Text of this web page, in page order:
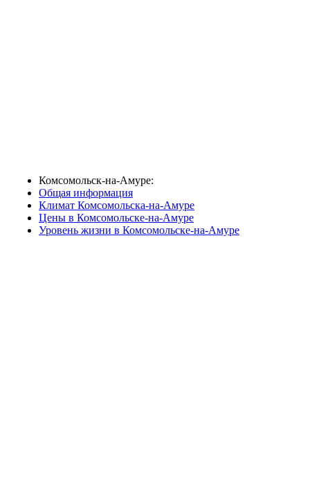
Комсомольск-на-Амуре:
Общая информация
Климат Комсомольска-на-Амуре
Цены в Комсомольске-на-Амуре
Уровень жизни в Комсомольске-на-Амуре